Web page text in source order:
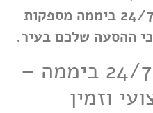
מוניות ירושלים 24/7 ביממה מספקות
ההסעה שלכם בעיר.
מוניות ירושלים 24/7 ביממה –
וזמין